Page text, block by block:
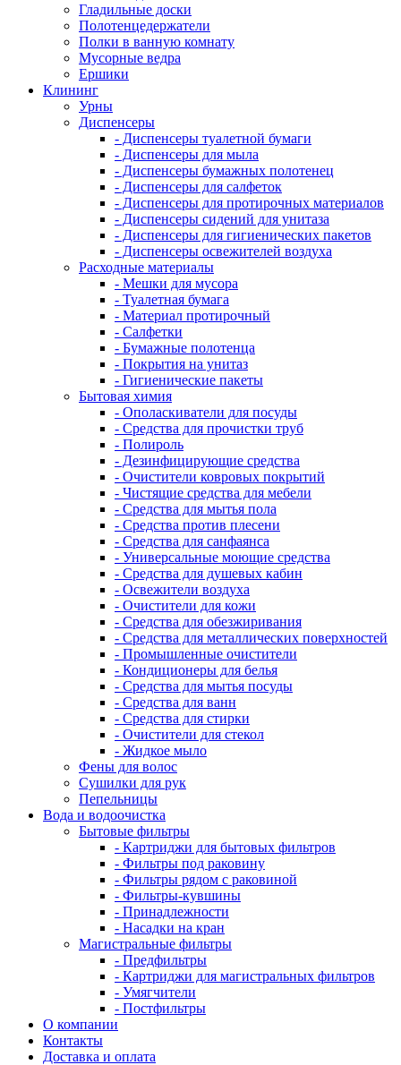
Гладильные доски
Полотенцедержатели
Полки в ванную комнату
Мусорные ведра
Ершики
Клининг
Урны
Диспенсеры
- Диспенсеры туалетной бумаги
- Диспенсеры для мыла
- Диспенсеры бумажных полотенец
- Диспенсеры для салфеток
- Диспенсеры для протирочных материалов
- Диспенсеры сидений для унитаза
- Диспенсеры для гигиенических пакетов
- Диспенсеры освежителей воздуха
Расходные материалы
- Мешки для мусора
- Туалетная бумага
- Материал протирочный
- Салфетки
- Бумажные полотенца
- Покрытия на унитаз
- Гигиенические пакеты
Бытовая химия
- Ополаскиватели для посуды
- Средства для прочистки труб
- Полироль
- Дезинфицирующие средства
- Очистители ковровых покрытий
- Чистящие средства для мебели
- Средства для мытья пола
- Средства против плесени
- Средства для санфаянса
- Универсальные моющие средства
- Средства для душевых кабин
- Освежители воздуха
- Очистители для кожи
- Средства для обезжиривания
- Средства для металлических поверхностей
- Промышленные очистители
- Кондиционеры для белья
- Средства для мытья посуды
- Средства для ванн
- Средства для стирки
- Очистители для стекол
- Жидкое мыло
Фены для волос
Сушилки для рук
Пепельницы
Вода и водоочистка
Бытовые фильтры
- Картриджи для бытовых фильтров
- Фильтры под раковину
- Фильтры рядом с раковиной
- Фильтры-кувшины
- Принадлежности
- Насадки на кран
Магистральные фильтры
- Предфильтры
- Картриджи для магистральных фильтров
- Умягчители
- Постфильтры
О компании
Контакты
Доставка и оплата